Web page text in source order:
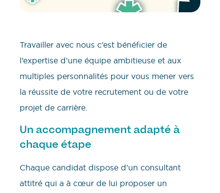
Travailler avec nous c’est bénéficier de
l’expertise d’une équipe ambitieuse et aux
multiples personnalités pour vous mener vers
la réussite de votre recrutement ou de votre
projet de carrière.
Un accompagnement adapté à
chaque étape
Chaque candidat dispose d’un consultant
attitré qui a à cœur de lui proposer un